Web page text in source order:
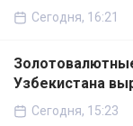
Сегодня, 16:21
Узбекистана
Сегодня, 15:23